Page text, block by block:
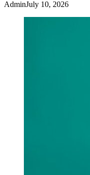
AdminJuly 10, 2026